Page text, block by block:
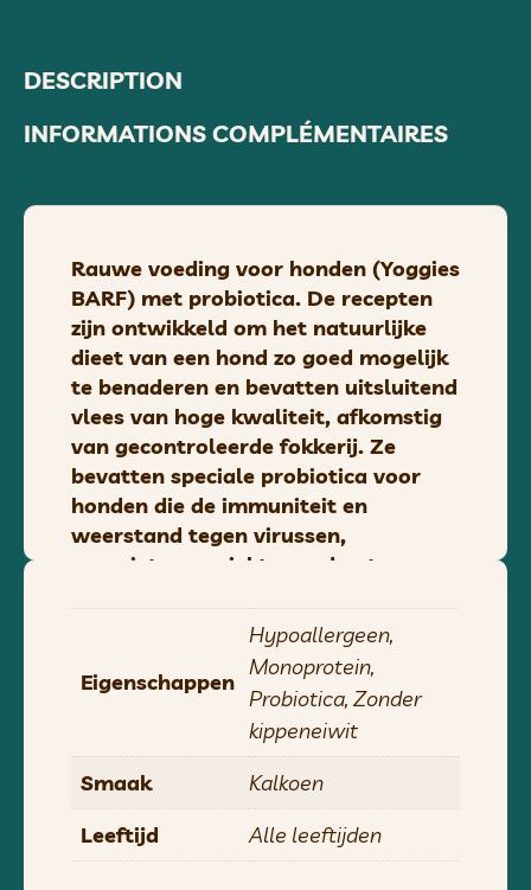
DESCRIPTION
INFORMATIONS COMPLÉMENTAIRES
Rauwe voeding voor honden (Yoggies
BARF) met probiotica. De recepten
zijn ontwikkeld om het natuurlijke
dieet van een hond zo goed mogelijk
te benaderen en bevatten uitsluitend
vlees van hoge kwaliteit, afkomstig
van gecontroleerde fokkerij. Ze
bevatten speciale probiotica voor
honden die de immuniteit en
weerstand tegen virussen,
parasieten en ziektes ondersteunen.
dat wij het vlees in perfecte staat bij
u afleveren, verzenden wij Yoggies
BARF uitsluitend per koerier van
maandag tot en met woensdag. Zo
voorkomt u dat het pakket met het
vlees gedurende het weekend (of
blijft liggen.
Wij adviseren u om het pakket zo snel
Eigenschappen
Hypoallergeen,
Monoprotein,
Probiotica, Zonder
kippeneiwit
Smaak
Kalkoen
Leeftijd
Alle leeftijden